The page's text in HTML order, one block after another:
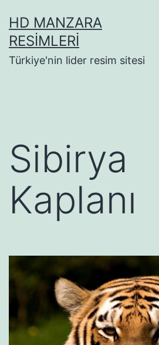
geçHD MANZARA
RESIMLERI
Türkiye'nin lider resim sitesi
Sibirya
Kaplanı